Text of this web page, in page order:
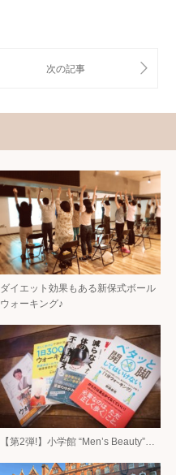
ダイエット効果もある新保式ボール
ウォーキング♪
【第2弾!】小学館 “Men’s Beauty”…